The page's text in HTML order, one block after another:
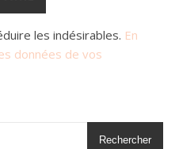
les indésirables. En
données de vos
Rechercher